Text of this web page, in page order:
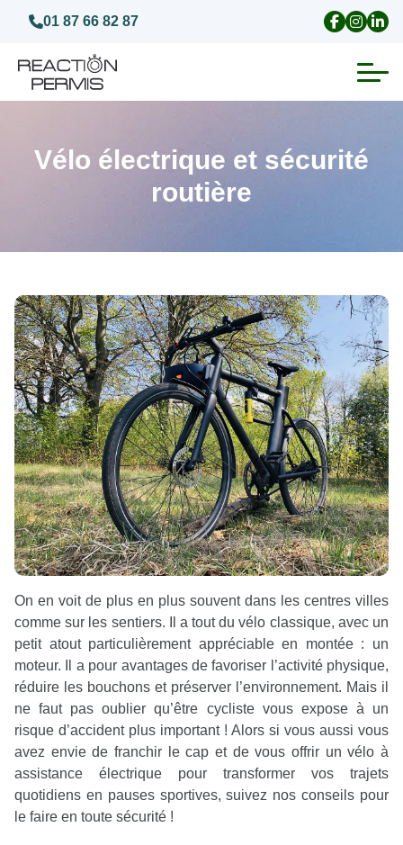
01 87 66 82 87
Invalidation du permis de conduire
Visite médicale test psychotechnique
Vélo électrique et sécurité
routière
On en voit de plus en plus souvent dans les centres villes
comme sur les sentiers. Il a tout du vélo classique, avec un
petit atout particulièrement appréciable en montée : un
moteur. Il a pour avantages de favoriser l’activité physique,
réduire les bouchons et préserver l’environnement. Mais il
ne faut pas oublier qu’être cycliste vous expose à un
risque d’accident plus important ! Alors si vous aussi vous
avez envie de franchir le cap et de vous offrir un vélo à
assistance électrique pour transformer vos trajets
quotidiens en pauses sportives, suivez nos conseils pour
le faire en toute sécurité !